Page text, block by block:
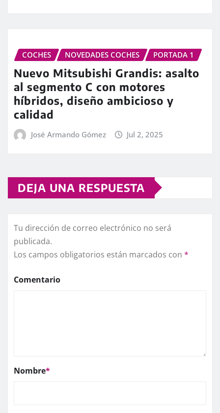
COCHES NOVEDADES COCHES PORTADA 1
Nuevo Mitsubishi Grandis: asalto
al segmento C con motores
híbridos, diseño ambicioso y
calidad
José Armando Gómez Jul 2, 2025
DEJA UNA RESPUESTA
Tu dirección de correo electrónico no será
publicada.
Los campos obligatorios están marcados con *
Comentario
Nombre*